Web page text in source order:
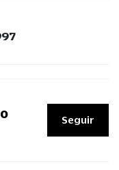
Seguir